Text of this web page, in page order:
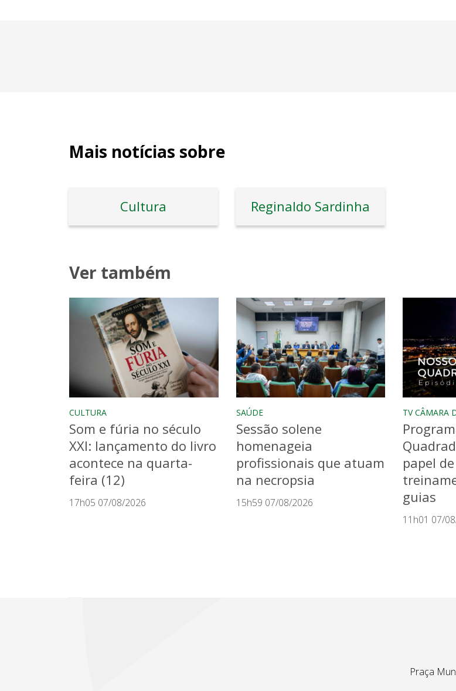
Mais notícias sobre
Cultura Reginaldo Sardinha
Ver também
CULTURA
Som e fúria no século
XXI: lançamento do livro
acontece na quarta-
feira (12)
17h05 07/08/2026
SAÚDE
Sessão solene
homenageia
profissionais que atuam
na necropsia
15h59 07/08/2026
TV CÂMARA
papel
guias
11h01 07/
Praça